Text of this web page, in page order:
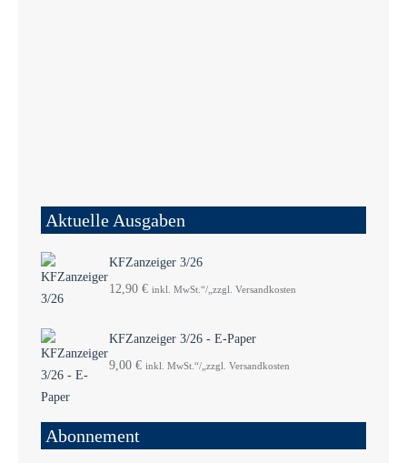
Aktuelle Ausgaben
KFZanzeiger 3/26
12,90 € inkl. MwSt.“/„zzgl. Versandkosten
KFZanzeiger 3/26 - E-Paper
9,00 € inkl. MwSt.“/„zzgl. Versandkosten
Abonnement